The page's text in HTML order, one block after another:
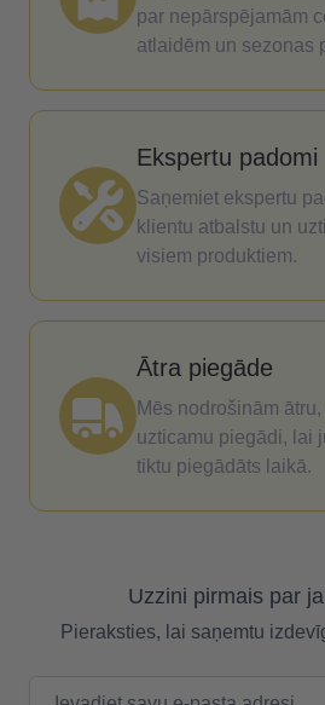
par nepārspējamām
atlaidēm un sezonas
Ekspertu padomi
Saņemiet ekspertu
klientu atbalstu un
visiem produktiem.
Ātra piegāde
Mēs nodrošinām
uzticamu piegādi, lai
tiktu piegādāts laikā.
Uzzini pirmais par
Pieraksties, lai saņemtu